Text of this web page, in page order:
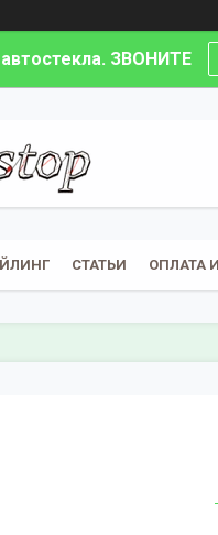
ЗВОНИТЕ
СТАТЬИ ОПЛАТА